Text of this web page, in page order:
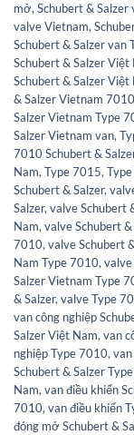
mở,Schubert &
valve Vietnam,
Schubert & Salzer van
Schubert & Salzer Việt
Schubert & Salzer Việt
& Salzer Vietnam 7010
Salzer Vietnam Type
Salzer Vietnam van,
7010 Schubert &
Nam,Type 7015,
Schubert & Salzer,
Salzer,valve Schubert
Nam,valve Schubert
7010,valve Schubert
Nam Type 7010,valve
Salzer Vietnam Type
& Salzer,valve Type
van công nghiệp
Salzer Việt Nam,van
nghiệp Type 7010,van
Schubert & Salzer
Nam,van điều khiển
7010,van điều khiển
đóng mở Schubert &